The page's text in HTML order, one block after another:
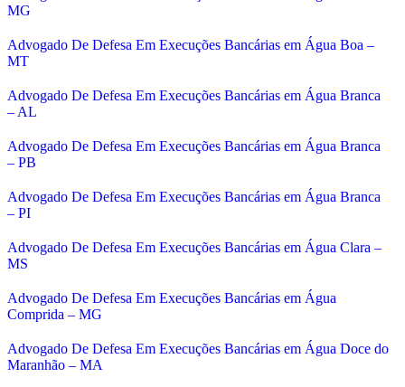
MG
Advogado De Defesa Em Execuções Bancárias em Água Boa –
MT
Advogado De Defesa Em Execuções Bancárias em Água Branca
– AL
Advogado De Defesa Em Execuções Bancárias em Água Branca
– PB
Advogado De Defesa Em Execuções Bancárias em Água Branca
– PI
Advogado De Defesa Em Execuções Bancárias em Água Clara –
MS
Advogado De Defesa Em Execuções Bancárias em Água
Comprida – MG
Advogado De Defesa Em Execuções Bancárias em Água Doce do
Maranhão – MA